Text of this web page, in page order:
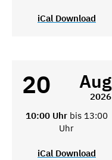
iCal Download
20 Aug
2026
10:00 Uhr bis 13:00
Uhr
iCal Download